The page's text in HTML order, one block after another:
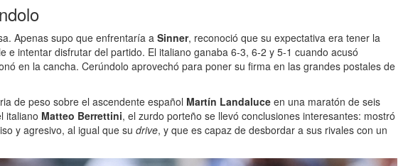
Apenas supo que enfrentaría a Sinner, reconoció que su expectativa era tener la
e intentar disfrutar del partido. El italiano ganaba 6-3, 6-2 y 5-1 cuando acusó
en la cancha. Cerúndolo aprovechó para poner su firma en las grandes postales de
de peso sobre el ascendente español Martín Landaluce en una maratón de seis
italiano Matteo Berrettini, el zurdo porteño se llevó conclusiones interesantes: mostró
y agresivo, al igual que su drive, y que es capaz de desbordar a sus rivales con un